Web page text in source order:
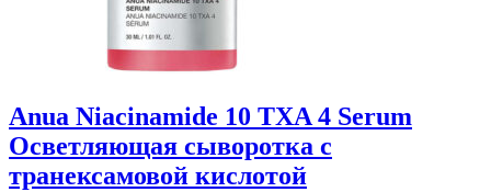
Anua Niacinamide 10 TXA 4 Serum
Осветляющая сыворотка с
транексамовой кислотой